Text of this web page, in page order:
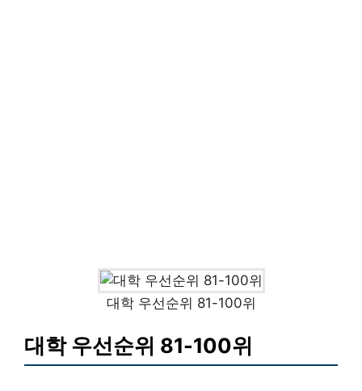
대학 우선순위 81-100위
대학 우선순위 81-100위